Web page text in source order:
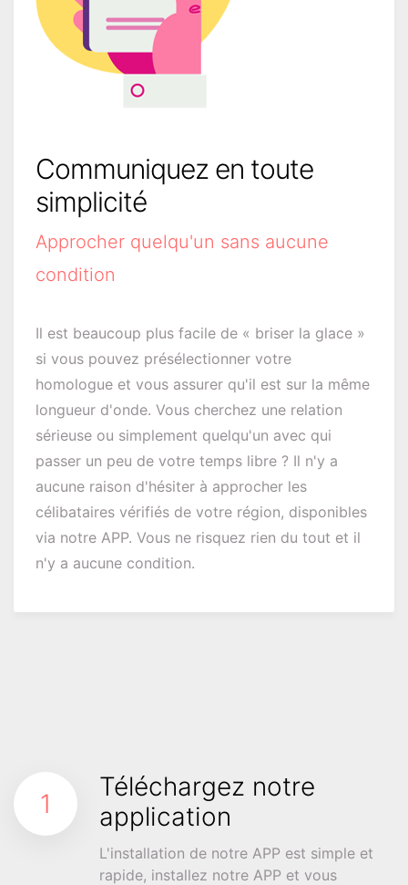
Communiquez en toute
simplicité
Approcher quelqu'un sans aucune
condition
Il est beaucoup plus facile de « briser la glace »
si vous pouvez présélectionner votre
homologue et vous assurer qu'il est sur la même
longueur d'onde. Vous cherchez une relation
sérieuse ou simplement quelqu'un avec qui
passer un peu de votre temps libre ? Il n'y a
aucune raison d'hésiter à approcher les
célibataires vérifiés de votre région, disponibles
via notre APP. Vous ne risquez rien du tout et il
n'y a aucune condition.
1
Téléchargez notre
application
L'installation de notre APP est simple et
rapide, installez notre APP et vous